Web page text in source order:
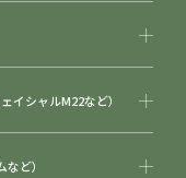
イシャルM22など）
ど）